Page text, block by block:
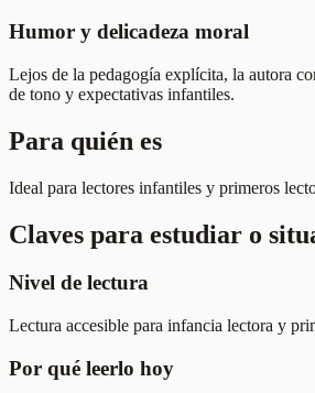
Humor y delicadeza moral
Lejos de la pedagogía explícita, la autora
de tono y expectativas infantiles.
Para quién es
Ideal para lectores infantiles y primeros
Claves para estudiar o
Nivel de lectura
Lectura accesible para infancia lectora y
Por qué leerlo hoy